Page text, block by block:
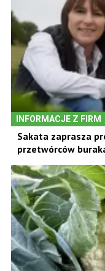
INFORMACJE Z FIRM
Sakata zaprasza
przetwórców